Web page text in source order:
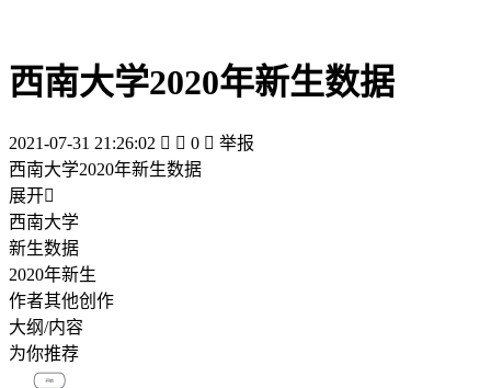
西南大学2020年新生数据
2021-07-31 21:26:02   0  举报
西南大学2020年新生数据
展开
西南大学
新生数据
2020年新生
作者其他创作
大纲/内容
为你推荐